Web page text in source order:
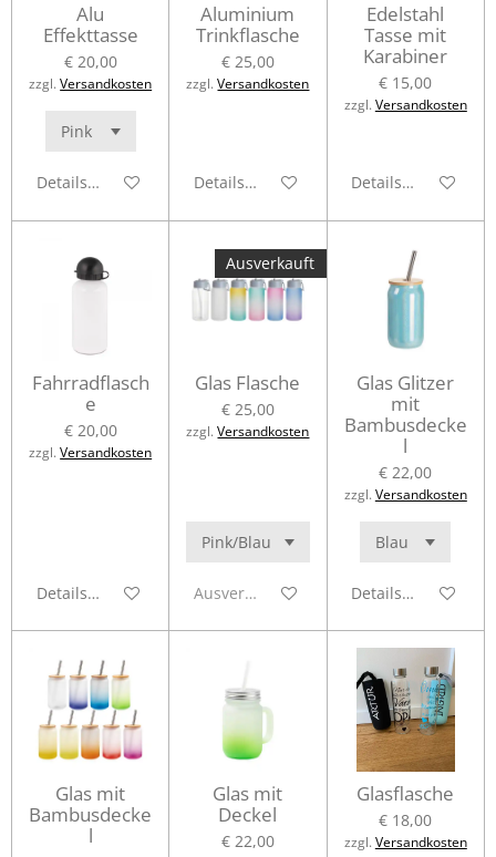
Alu
Effekttasse
€ 20,00
zzgl.Versandkosten
Details anzeigen
Aluminium
Trinkflasche
€ 25,00
zzgl.Versandkosten
Details anzeigen
Edelstahl
Tasse mit
Karabiner
€ 15,00
zzgl. Versandkosten
Details anzeigen
Fahrradflasch
e
€ 20,00
zzgl.Versandkosten
Details anzeigen
Ausverkauft
Glas Flasche
€ 25,00
zzgl.Versandkosten
Ausverkauft
Glas Glitzer
mit
Bambusdecke
l
€ 22,00
zzgl. Versandkosten
Details anzeigen
Glas mit
Bambusdecke
l
Glas mit
Deckel
€ 22,00
Glasflasche
€ 18,00
zzgl. Versandkosten